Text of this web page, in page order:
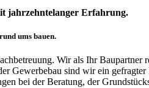
jahrzehntelanger Erfahrung.
ums bauen.
Wir als Ihr
Gewerbebau sind wir ein
bei der Beratung, der